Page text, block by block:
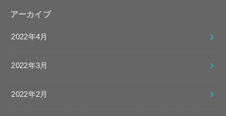
アーカイブ
2022年4月
2022年3月
2022年2月